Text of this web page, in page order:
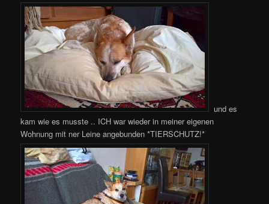
und es
kam wie es musste .. ICH war wieder in meiner eigenen
Wohnung mit ner Leine angebunden *TIERSCHUTZ!*